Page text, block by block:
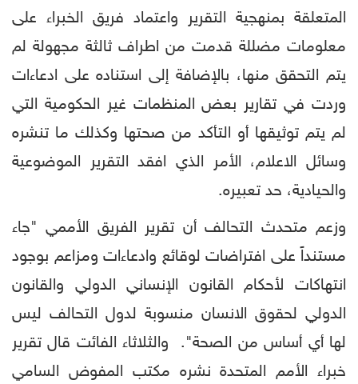
المتعلقة بمنهجية التقرير واعتماد فريق الخبراء على
معلومات مضللة قدمت من اطراف ثالثة مجهولة لم
يتم التحقق منها، بالإضافة إلى استناده على ادعاءات
وردت في تقارير بعض المنظمات غير الحكومية التي
لم يتم توثيقها أو التأكد من صحتها وكذلك ما تنشره
وسائل الاعلام، الأمر الذي افقد التقرير الموضوعية
والحيادية، حد تعبيره.
وزعم متحدث التحالف أن تقرير الفريق الأممي "جاء
مستنداً على افتراضات لوقائع وادعاءات ومزاعم بوجود
انتهاكات لأحكام القانون الإنساني الدولي والقانون
الدولي لحقوق الانسان منسوبة لدول التحالف ليس
لها أي أساس من الصحة". والثلاثاء الفائت قال تقرير
خبراء الأمم المتحدة نشره مكتب المفوض السامي